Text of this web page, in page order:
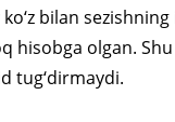
bilan
olgan.
tug‘dirmaydi.